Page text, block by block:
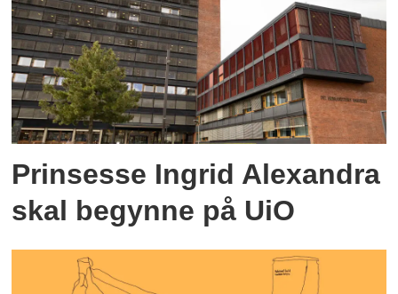
Prinsesse Ingrid Alexandra
skal begynne på UiO